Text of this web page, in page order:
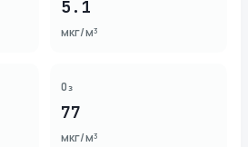
5.1
мкг/м³
O₃
77
мкг/м³